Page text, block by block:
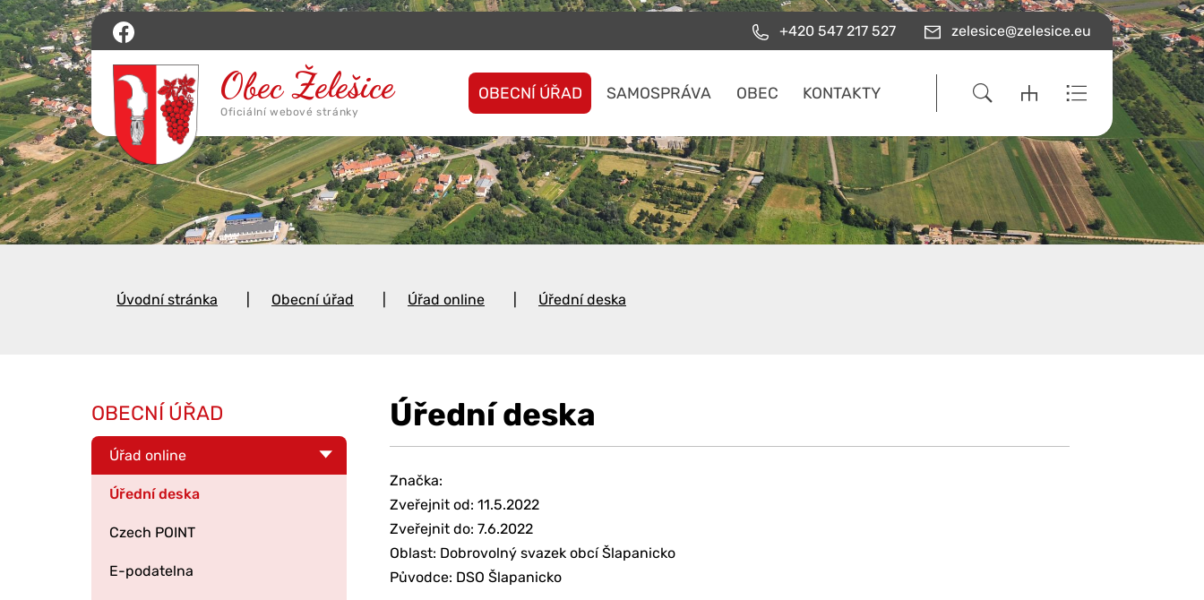
+420 547 217 527 zelesice@zelesice.eu
OBECNÍ ÚŘAD SAMOSPRÁVA OBEC KONTAKTY
Úvodní stránka Obecní úřad Úřad online Úřední deska
Úřední deska
Značka:
Zveřejnit od: 11.5.2022
Zveřejnit do: 7.6.2022
Oblast: Dobrovolný svazek obcí Šlapanicko
Původce: DSO Šlapanicko
OBECNÍ ÚŘAD
Úřad online
Úřední deska
Czech POINT
E-podatelna